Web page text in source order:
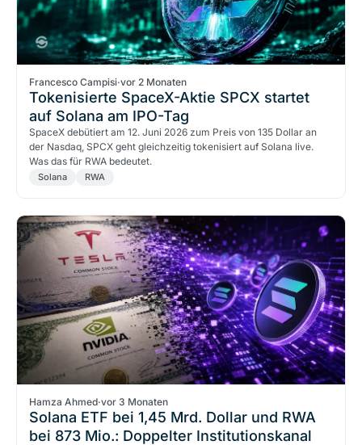
Francesco Campisi·vor 2 Monaten
Tokenisierte SpaceX-Aktie SPCX startet
auf Solana am IPO-Tag
SpaceX debütiert am 12. Juni 2026 zum Preis von 135 Dollar an
der Nasdaq, SPCX geht gleichzeitig tokenisiert auf Solana live.
Was das für RWA bedeutet.
Solana RWA
Hamza Ahmed·vor 3 Monaten
Solana ETF bei 1,45 Mrd. Dollar und RWA
bei 873 Mio.: Doppelter Institutionskanal